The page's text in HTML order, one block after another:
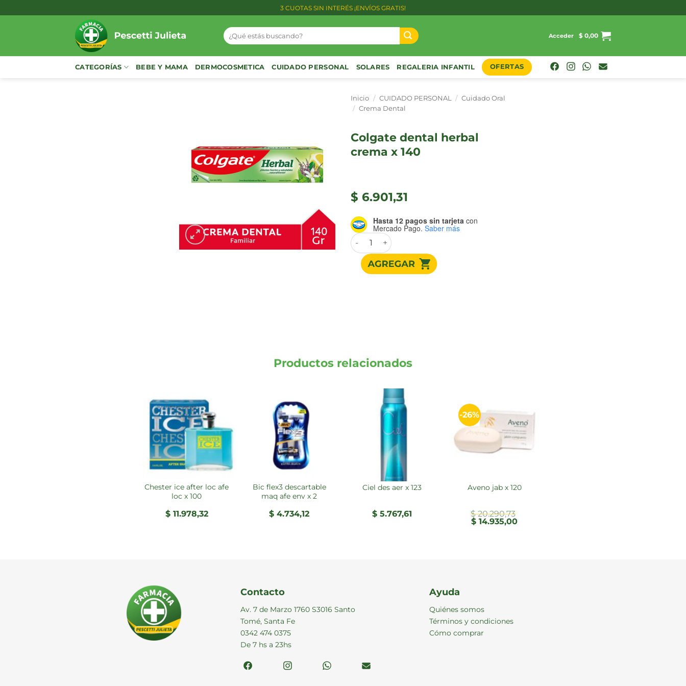
al
3 CUOTAS SIN INTERÉS ¡ENVÍOS GRATIS!
Buscar
por:
Acceder $ 0,00
CATEGORÍAS BEBE Y MAMA DERMOCOSMETICA CUIDADO PERSONAL SOLARES REGALERIA INFANTIL OFERTAS
Inicio / CUIDADO PERSONAL / Cuidado Oral
/ Crema Dental
colgate dental herbal
crema x 140
$ 6.901,31
Hasta 12 pagos sin tarjeta con
Mercado Pago. Saber más
COLGATE DENTAL HERBAL CREMA x 140 cantidad
Productos relacionados
chester ice after loc afe
loc x 100
$11.978,32
bic flex3 descartable
maq afe env x 2
$ 4.734,12
ciel des aer x 123
$5.767,61
-26%
aveno jab x 120
$20.290,73
El
precio
$ 14.935,00El
Contacto
Av. 7 de Marzo 1760 S3016 Santo
Tomé, Santa Fe
0342 474 0375
De 7 hs a 23hs
Ayuda
Quiénes somos
Términos y condiciones
Cómo comprar